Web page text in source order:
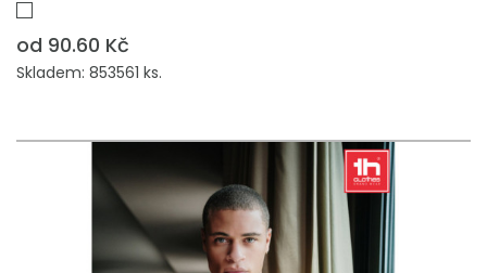
od 90.60 Kč
Skladem: 853561 ks.